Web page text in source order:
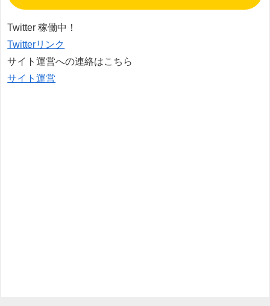
Twitter 稼働中！
Twitterリンク
サイト運営への連絡はこちら
サイト運営